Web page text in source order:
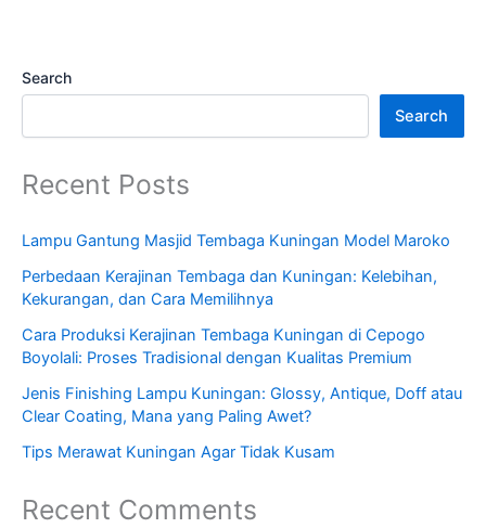
Search
Search
Recent Posts
Lampu Gantung Masjid Tembaga Kuningan Model Maroko
Perbedaan Kerajinan Tembaga dan Kuningan: Kelebihan,
Kekurangan, dan Cara Memilihnya
Cara Produksi Kerajinan Tembaga Kuningan di Cepogo
Boyolali: Proses Tradisional dengan Kualitas Premium
Jenis Finishing Lampu Kuningan: Glossy, Antique, Doff atau
Clear Coating, Mana yang Paling Awet?
Tips Merawat Kuningan Agar Tidak Kusam
Recent Comments